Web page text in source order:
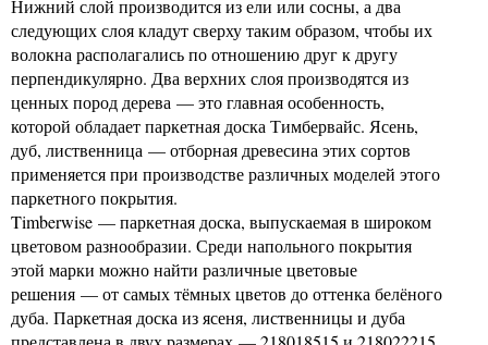
Нижний слой производится из ели или сосны, а два
следующих слоя кладут сверху таким образом, чтобы их
волокна располагались по отношению друг к другу
перпендикулярно. Два верхних слоя производятся из
ценных пород дерева — это главная особенность,
которой обладает паркетная доска Тимбервайс. Ясень,
дуб, лиственница — отборная древесина этих сортов
применяется при производстве различных моделей этого
паркетного покрытия.
Timberwise — паркетная доска, выпускаемая в широком
цветовом разнообразии. Среди напольного покрытия
этой марки можно найти различные цветовые
решения — от самых тёмных цветов до оттенка белёного
дуба. Паркетная доска из ясеня, лиственницы и дуба